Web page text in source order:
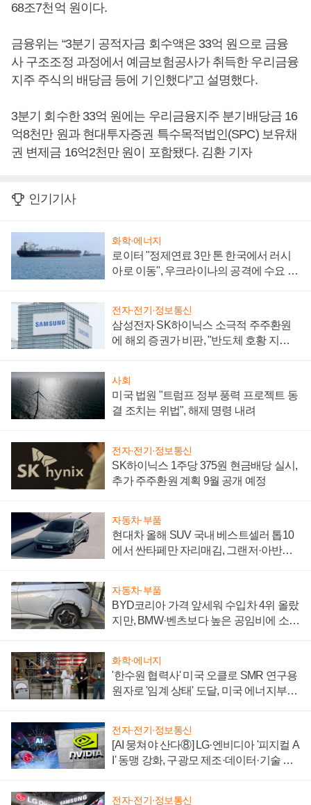
68조7천억 원이다.
금융위는 “3분기 공적자금 회수액은 33억 원으로 금융
사 구조조정 과정에서 예금보험공사가 취득한 우리금융
지주 주식의 배당금 등에 기인했다”고 설명했다.
3분기 회수한 33억 원에는 우리금융지주 분기배당금 16
억8천만 원과 현대투자증권 특수목적법인(SPC) 보유채
권 변제금 16억2천만 원이 포함됐다. 김환 기자
인기기사
화학·에너지
로이터 "정제연료 3만 톤 한국에서 러시
아로 이동", 우크라이나의 공격에 수요 늘
전자·전기·정보통신
삼성전자 SK하이닉스 소극적 주주환원
에 해외 증권가 비판, "반도체 호황 지속
사회
미국 법원 "트럼프 정부 풍력 프로젝트 동
결 조치는 위법", 해제 명령 내려
전자·전기·정보통신
SK하이닉스 1주당 375원 현금배당 실시,
추가 주주환원 계획 9월 공개 예정
자동차·부품
현대차 올해 SUV 국내 베스트셀러 톱10
에서 싼타페만 자리매김, 그랜저·아반떼
자동차·부품
BYD코리아 가격 앞세워 수입차 4위 올랐
지만, BMW·벤츠보다 높은 공임비에 소비
화학·에너지
'한수원 협력사' 미국 오클로 SMR 연구용
원자로 '임계 상태' 도달, 미국 에너지부
전자·전기·정보통신
[AI 뭉쳐야 산다⑧] LG·엔비디아 '피지컬 A
I' 동맹 강화, 구광모 제조·데이터·기술 결
전자·전기·정보통신